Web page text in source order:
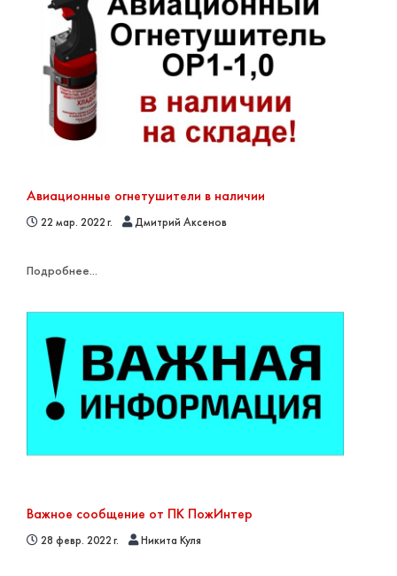
Авиационные огнетушители в наличии
22 мар. 2022 г. Дмитрий Аксенов
Подробнее...
Важное сообщение от ПК ПожИнтер
28 февр. 2022 г. Никита Куля